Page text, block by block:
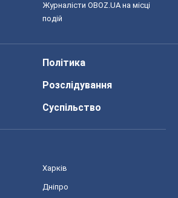
Журналісти OBOZ.UA на місці
подій
Політика
Розслідування
Суспільство
Харків
Дніпро